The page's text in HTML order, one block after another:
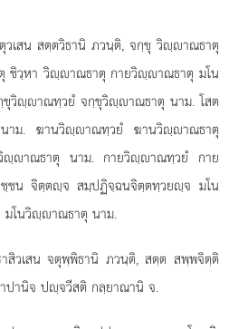
วเสน สตฺตวิธานิ ภวนฺติ, จกฺขุ วิฺาณธาตุ
ชิวฺหา วิฺาณธาตุ กายวิฺาณธาตุ มโน
วิฺาณทฺวยํ จกฺขุวิฺาณธาตุ นาม. โสต
ม. ฆานวิฺาณทฺวยํ ฆานวิฺาณธาตุ
าณธาตุ นาม. กายวิฺาณทฺวยํ กาย
ชน จิตฺตฺจ สมฺปฏิจฺฉนจิตฺตทฺวยฺจ มโน
มโนวิฺาณธาตุ นาม.
สิวเสน จตุพฺพิธานิ ภวนฺติ, สตฺต สพฺพจิตฺติ
านิจ ปฺจวีสติ กลฺยาณานิ จ.